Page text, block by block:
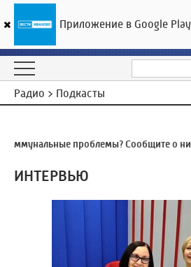
Радио > Подкасты
проблемы? Сообщите о
ИНТЕРВЬЮ
Приложение в Google Play